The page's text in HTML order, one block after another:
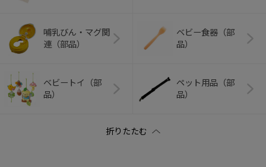
哺乳びん・マグ関
連（部品）
ベビー食器（部
品）
ベビートイ（部
品）
ペット用品（部
品）